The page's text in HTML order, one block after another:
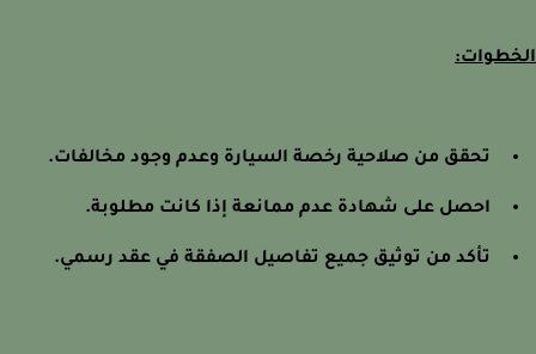
تحقق من صلاحية رخصة السيارة وعدم وجود مخالفات.
احصل على شهادة عدم ممانعة إذا كانت مطلوبة.
تأكد من توثيق جميع تفاصيل الصفقة في عقد رسمي.